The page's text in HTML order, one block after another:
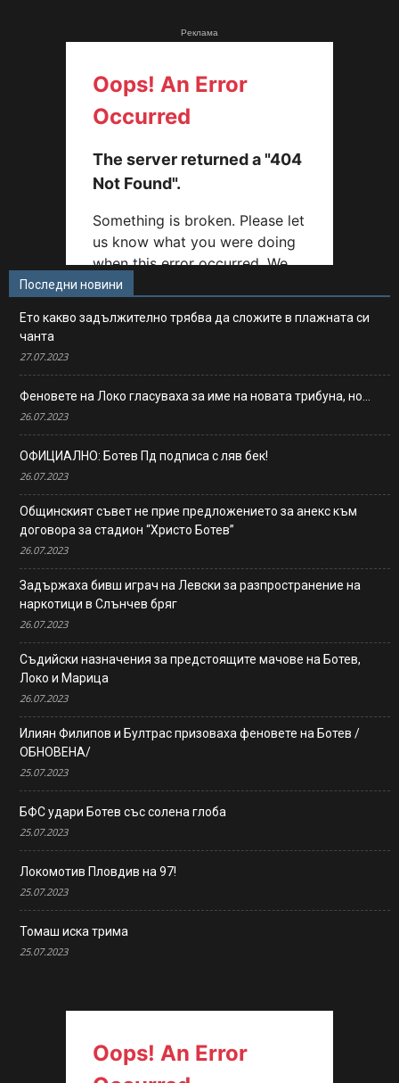
Реклама
Последни новини
Ето какво задължително трябва да сложите в плажната си
чанта
27.07.2023
Феновете на Локо гласуваха за име на новата трибуна, но…
26.07.2023
ОФИЦИАЛНО: Ботев Пд подписа с ляв бек!
26.07.2023
Общинският съвет не прие предложението за анекс към
договора за стадион “Христо Ботев”
26.07.2023
Задържаха бивш играч на Левски за разпространение на
наркотици в Слънчев бряг
26.07.2023
Съдийски назначения за предстоящите мачове на Ботев,
Локо и Марица
26.07.2023
Илиян Филипов и Бултрас призоваха феновете на Ботев /
ОБНОВЕНА/
25.07.2023
БФС удари Ботев със солена глоба
25.07.2023
Локомотив Пловдив на 97!
25.07.2023
Томаш иска трима
25.07.2023